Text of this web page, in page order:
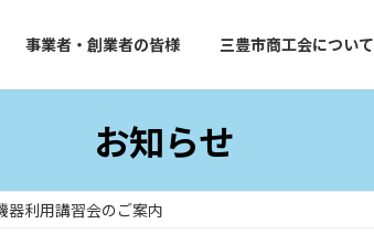
事業者・創業者の皆様 三豊市商工会について
お知らせ
器利用講習会のご案内